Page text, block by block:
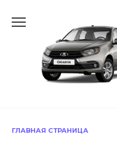
содержанию
ГЛАВНАЯ СТРАНИЦА